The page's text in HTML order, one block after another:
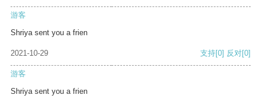
游客
Shriya sent you a frien
2021-10-29 支持[0] 反对[0]
游客
Shriya sent you a frien